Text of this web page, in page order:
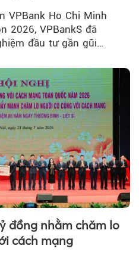
VPBank Ho Chi Minh
2026, VPBankS đã
đầu tư gần gũi
đồng nhằm chăm lo
cách mạng